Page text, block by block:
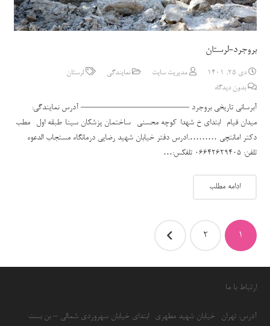
بروجرد-لرستان
دی 25, 1401 مدیریت سایت نمایندگی
لرستان
بدون دیدگاه
آبرسانی تاریخی بروجرد ———————————— آدرس نمایندگی:
میدان قیام -ابتدای خ شهدا-کوچه محسنی- ساختمان پزشکان سینا-طبقه اول -مطب
دکتر امانتچی ………..ادرس دفتر خیابان شهید رضایی درمانگاه مستجاب الدعوه
تلفن: 06642629405 تلفکس:…
ادامه مطلب
صفحه‌بندی
نوشته‌ها
1
2
ارتباط با ما
آدرس: تهران- خیابان شهید مطهری- ابتدای خیابان سهروردی شمالی – بن بست